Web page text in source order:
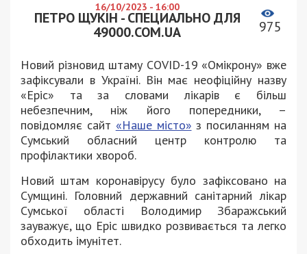
16/10/2023 - 16:00
ПЕТРО ЩУКІН - СПЕЦИАЛЬНО ДЛЯ
49000.COM.UA
975
Новий різновид штаму COVID-19 «Омікрону» вже
зафіксували в Україні. Він має неофіційну назву
«Еріс» та за словами лікарів є більш
небезпечним, ніж його попередники, –
повідомляє сайт «Наше місто» з посиланням на
Сумський обласний центр контролю та
профілактики хвороб.
Новий штам коронавірусу було зафіксовано на
Сумщині. Головний державний санітарний лікар
Сумської області Володимир Збаражський
зауважує, що Еріс швидко розвивається та легко
обходить імунітет.